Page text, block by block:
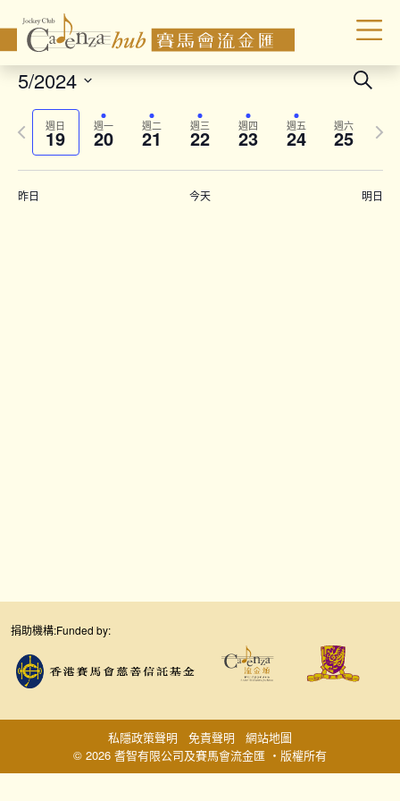
and
Search
5/2024
Select
date.週日
19 週一
20 週二
21 週三
22 週四
23 週五
24 週六
25
Previous
week
Next
昨日 今天 明日
捐助機構:Funded by:
© 2026 耆智有限公司及賽馬會流金匯 ‧版權所有
私隱政策聲明 免責聲明 網站地圖